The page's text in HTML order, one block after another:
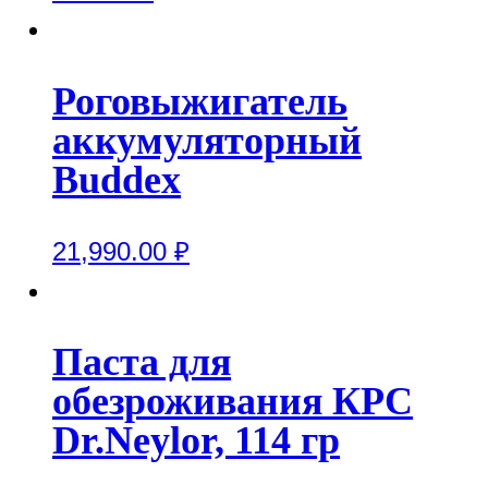
Роговыжигатель
аккумуляторный
Buddex
21,990.00 ₽
Паста для
обезроживания КРС
Dr.Neylor, 114 гр